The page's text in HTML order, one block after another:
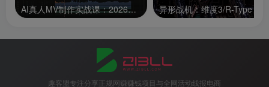
AI真人MV制作实战课：2026专属人物统一技巧，零基础起步批量高效产出成片
趣客盟专注分享正规网赚赚钱项目与全网活动线报电商